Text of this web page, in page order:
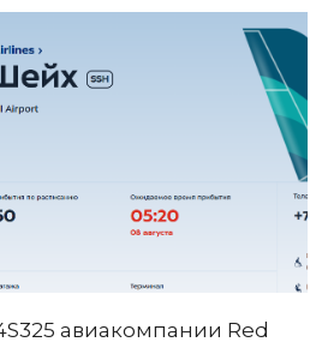
авиакомпании Red